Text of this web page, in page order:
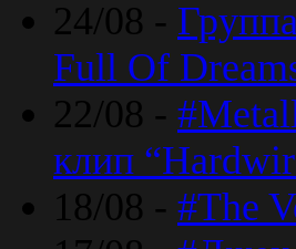
24/08 -
Full Of
22/08 -
клип
18/08 - #The